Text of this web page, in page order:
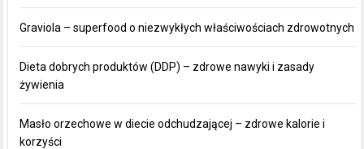
Graviola – superfood o niezwykłych właściwościach zdrowotnych
Dieta dobrych produktów (DDP) – zdrowe nawyki i zasady
żywienia
Masło orzechowe w diecie odchudzającej – zdrowe kalorie i
korzyści